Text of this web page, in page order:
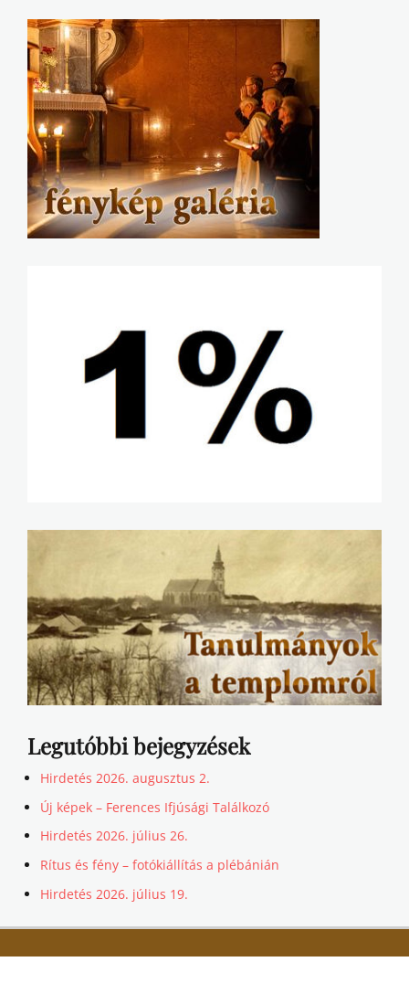
Legutóbbi bejegyzések
Hirdetés 2026. augusztus 2.
Új képek – Ferences Ifjúsági Találkozó
Hirdetés 2026. július 26.
Rítus és fény – fotókiállítás a plébánián
Hirdetés 2026. július 19.